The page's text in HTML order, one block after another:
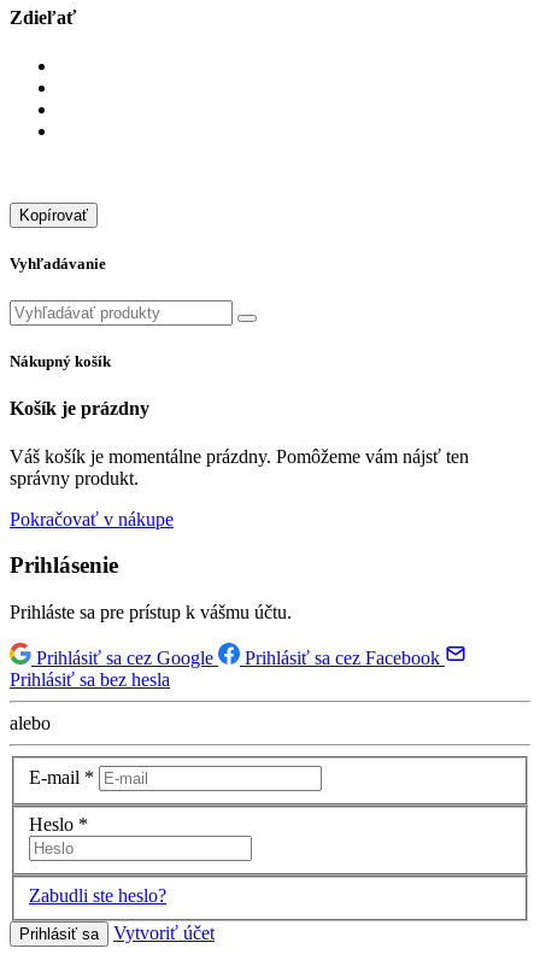
Zdieľať
Kopírovať
Vyhľadávanie
Nákupný košík
Košík je prázdny
Váš košík je momentálne prázdny. Pomôžeme vám nájsť ten
správny produkt.
Pokračovať v nákupe
Prihlásenie
Prihláste sa pre prístup k vášmu účtu.
Prihlásiť sa cez Google
Prihlásiť sa cez Facebook
Prihlásiť sa bez hesla
alebo
E-mail *
Heslo *
Zabudli ste heslo?
Prihlásiť sa Vytvoriť účet